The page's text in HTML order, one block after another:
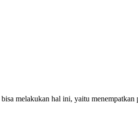
melakukan hal ini, yaitu